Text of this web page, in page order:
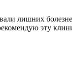
лишних
эту